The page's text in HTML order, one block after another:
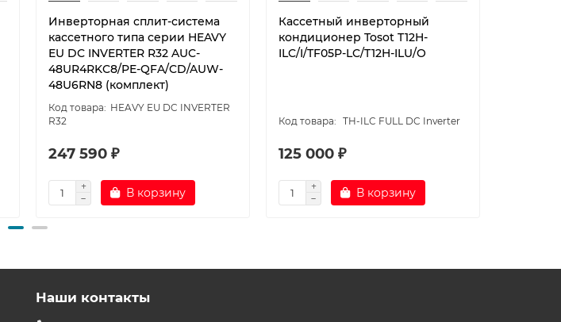
Инверторная сплит-система
кассетного типа серии HEAVY
EU DC INVERTER R32 AUC-
48UR4RKC8/PE-QFA/CD/AUW-
48U6RN8 (комплект)
HEAVY EU DC INVERTER
R32
247 590 ₽
В корзину
Кассетный инверторный
кондиционер Tosot T12H-
ILC/I/TF05P-LC/T12H-ILU/O
TH-ILC FULL DC Inverter
125 000 ₽
В корзину
Наши контакты